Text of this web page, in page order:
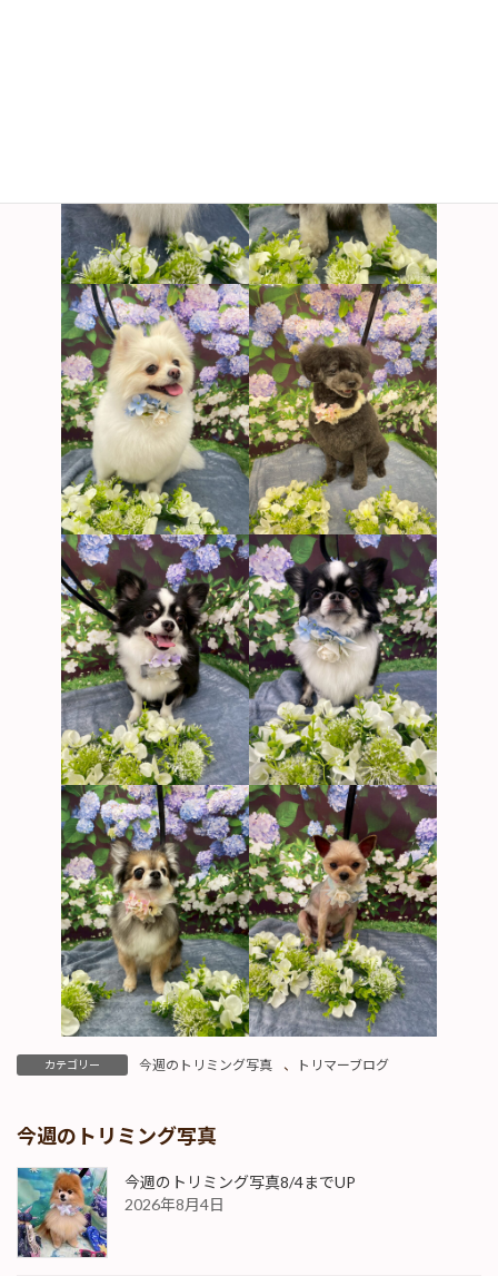
カテゴリー 今週のトリミング写真 、 トリマーブログ
今週のトリミング写真
今週のトリミング写真8/4までUP
2026年8月4日